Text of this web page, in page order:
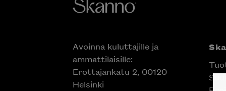
Avoinna kuluttajille ja
ammattilaisille:
Erottajankatu 2, 00120
Helsinki